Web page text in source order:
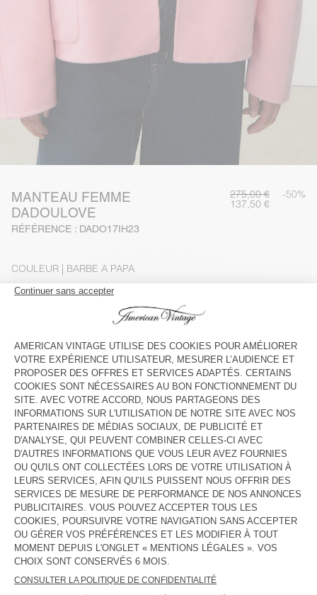
MANTEAU FEMME
DADOULOVE
RÉFÉRENCE : DADO17IH23
275,00 € -50%
137,50 €
COULEUR | BARBE A PAPA
XS/S M/L
Le mannequin mesure 165 cm et porte une taille XS-S
GUIDE DES TAILLES
Livraison estiméeentre le jeudi 13 août et le lundi 17 août
AJOUTER AU PANIER
DESCRIPTION
TAILLE ET COUPE
COMPOSITION
ENTRETIEN
TRAÇABILITÉ
LIVRAISON ET RETOURS